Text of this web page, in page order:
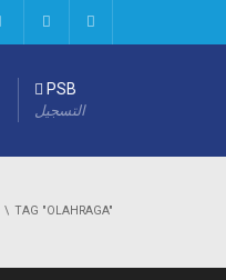
PSB
التسجيل
TAG "OLAHRAGA"